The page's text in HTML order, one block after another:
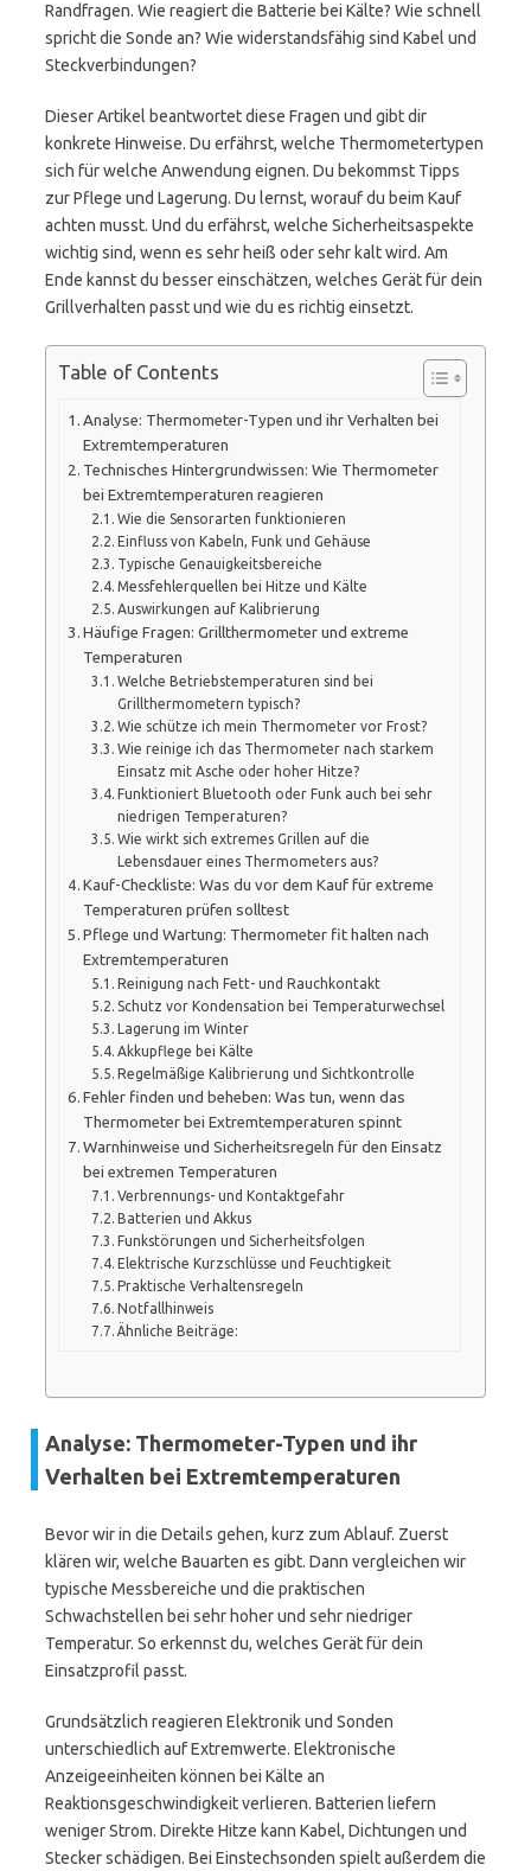
Randfragen. Wie reagiert die Batterie bei Kälte? Wie schnell
spricht die Sonde an? Wie widerstandsfähig sind Kabel und
Steckverbindungen?
Dieser Artikel beantwortet diese Fragen und gibt dir
konkrete Hinweise. Du erfährst, welche Thermometertypen
sich für welche Anwendung eignen. Du bekommst Tipps
zur Pflege und Lagerung. Du lernst, worauf du beim Kauf
achten musst. Und du erfährst, welche Sicherheitsaspekte
wichtig sind, wenn es sehr heiß oder sehr kalt wird. Am
Ende kannst du besser einschätzen, welches Gerät für dein
Grillverhalten passt und wie du es richtig einsetzt.
Table of Contents
Analyse: Thermometer-Typen und ihr Verhalten bei
Extremtemperaturen
Technisches Hintergrundwissen: Wie Thermometer
bei Extremtemperaturen reagieren
Wie die Sensorarten funktionieren
Einfluss von Kabeln, Funk und Gehäuse
Typische Genauigkeitsbereiche
Messfehlerquellen bei Hitze und Kälte
Auswirkungen auf Kalibrierung
Häufige Fragen: Grillthermometer und extreme
Temperaturen
Welche Betriebstemperaturen sind bei
Grillthermometern typisch?
Wie schütze ich mein Thermometer vor Frost?
Wie reinige ich das Thermometer nach starkem
Einsatz mit Asche oder hoher Hitze?
Funktioniert Bluetooth oder Funk auch bei sehr
niedrigen Temperaturen?
Wie wirkt sich extremes Grillen auf die
Lebensdauer eines Thermometers aus?
Kauf-Checkliste: Was du vor dem Kauf für extreme
Temperaturen prüfen solltest
Pflege und Wartung: Thermometer fit halten nach
Extremtemperaturen
Reinigung nach Fett- und Rauchkontakt
Schutz vor Kondensation bei Temperaturwechsel
Lagerung im Winter
Akkupflege bei Kälte
Regelmäßige Kalibrierung und Sichtkontrolle
Fehler finden und beheben: Was tun, wenn das
Thermometer bei Extremtemperaturen spinnt
Warnhinweise und Sicherheitsregeln für den Einsatz
bei extremen Temperaturen
Verbrennungs- und Kontaktgefahr
Batterien und Akkus
Funkstörungen und Sicherheitsfolgen
Elektrische Kurzschlüsse und Feuchtigkeit
Praktische Verhaltensregeln
Notfallhinweis
Ähnliche Beiträge:
Analyse: Thermometer-Typen und ihr
Verhalten bei Extremtemperaturen
Bevor wir in die Details gehen, kurz zum Ablauf. Zuerst
klären wir, welche Bauarten es gibt. Dann vergleichen wir
typische Messbereiche und die praktischen
Schwachstellen bei sehr hoher und sehr niedriger
Temperatur. So erkennst du, welches Gerät für dein
Einsatzprofil passt.
Grundsätzlich reagieren Elektronik und Sonden
unterschiedlich auf Extremwerte. Elektronische
Anzeigeeinheiten können bei Kälte an
Reaktionsgeschwindigkeit verlieren. Batterien liefern
weniger Strom. Direkte Hitze kann Kabel, Dichtungen und
Stecker schädigen. Bei Einstechsonden spielt außerdem die